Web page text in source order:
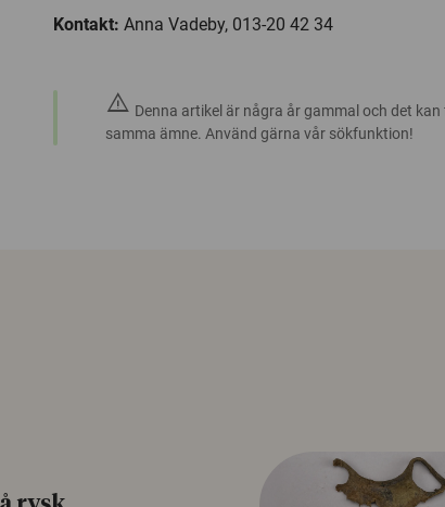
Kontakt: Anna Vadeby, 013-20 42 34
warning Denna artikel är några år gammal och det
samma ämne. Använd gärna vår sökfunktion!